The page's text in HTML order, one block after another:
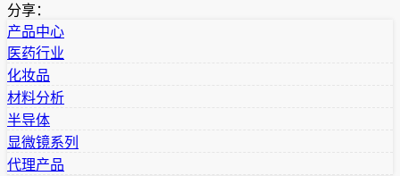
分享：
产品中心
医药行业
化妆品
材料分析
半导体
显微镜系列
代理产品